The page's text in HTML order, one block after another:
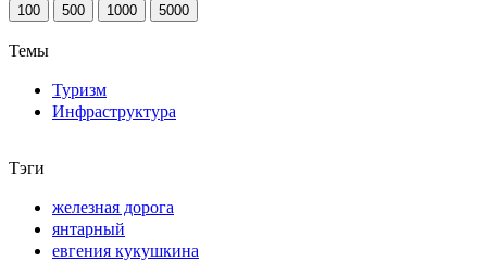
100 500 1000 5000
Темы
Туризм
Инфраструктура
Тэги
железная дорога
янтарный
евгения кукушкина